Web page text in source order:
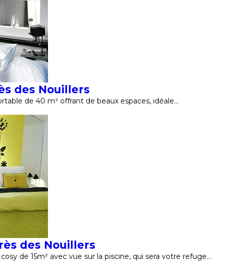
des Nouillers
de 40 m² offrant de beaux espaces, idéale…
des Nouillers
de 15m² avec vue sur la piscine, qui sera votre refuge…